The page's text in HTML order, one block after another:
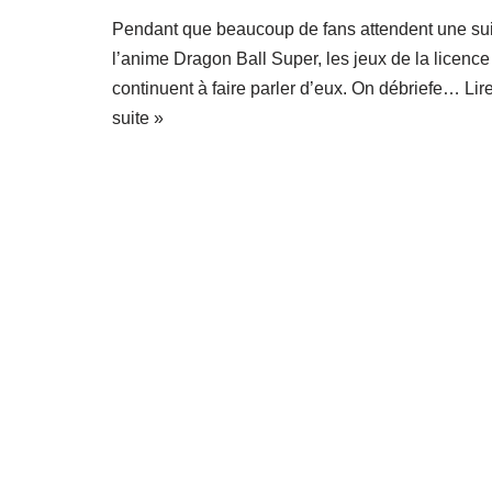
Pendant que beaucoup de fans attendent une
l’anime Dragon Ball Super, les jeux de la licence
continuent à faire parler d’eux. On débriefe…
suite »